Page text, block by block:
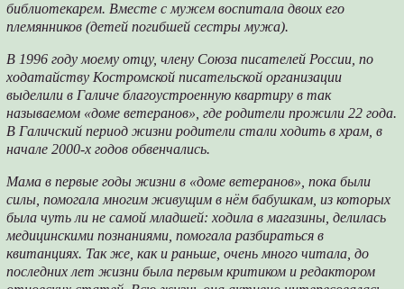
библиотекарем. Вместе с мужем воспитала двоих его
племянников (детей погибшей сестры мужа).
В 1996 году моему отцу, члену Союза писателей России, по
ходатайству Костромской писательской организации
выделили в Галиче благоустроенную квартиру в так
называемом «доме ветеранов», где родители прожили 22 года.
В Галичский период жизни родители стали ходить в храм, в
начале 2000-х годов обвенчались.
Мама в первые годы жизни в «доме ветеранов», пока были
силы, помогала многим живущим в нём бабушкам, из которых
была чуть ли не самой младшей: ходила в магазины, делилась
медицинскими познаниями, помогала разбираться в
квитанциях. Так же, как и раньше, очень много читала, до
последних лет жизни была первым критиком и редактором